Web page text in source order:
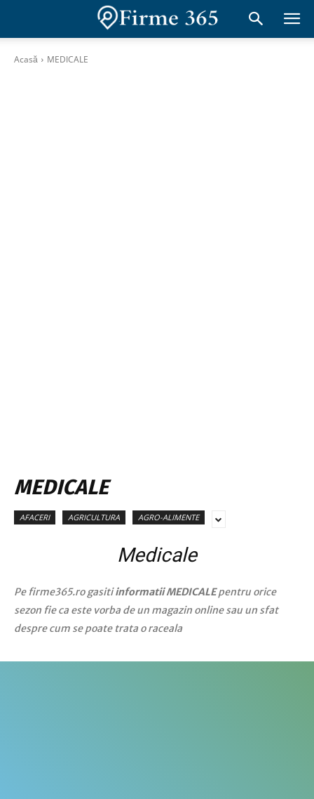
Acasă MEDICALE
MEDICALE
AFACERI AGRICULTURA AGRO-ALIMENTE
Medicale
Pe firme365.ro gasitiinformatii MEDICALEpentru orice
sezon fie ca este vorba de un magazin online sau un sfat
despre cum se poate trata o raceala